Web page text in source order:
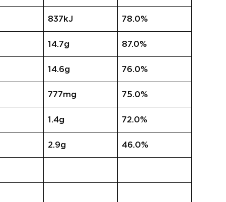
837kJ 78.0%
14.7g 87.0%
14.6g 76.0%
777mg 75.0%
1.4g 72.0%
2.9g 46.0%